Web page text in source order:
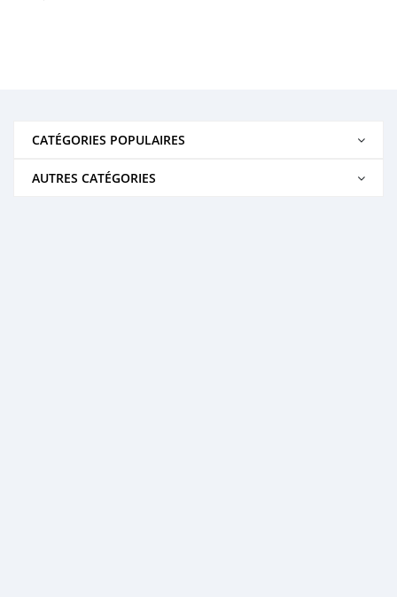
CATÉGORIES POPULAIRES
AUTRES CATÉGORIES